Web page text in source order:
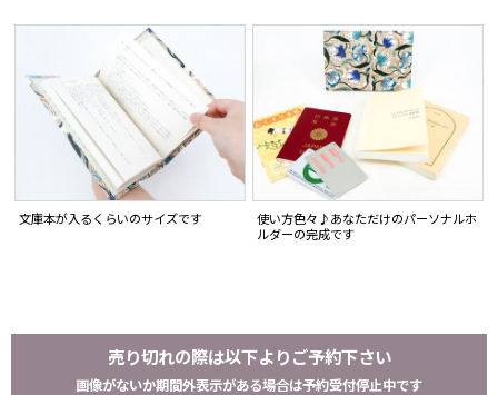
文庫本が入るくらいのサイズです
使い方色々♪あなただけのパーソナルホ
ルダーの完成です
売り切れの際は以下よりご予約下さい
画像がないか期間外表示がある場合は予約受付停止中です